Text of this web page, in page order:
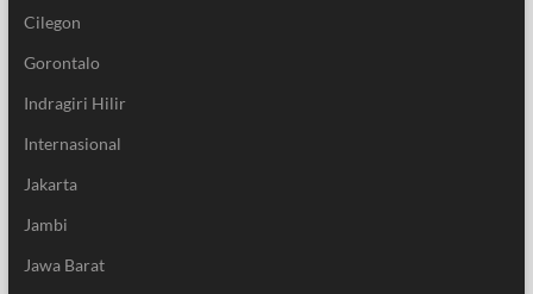
Cilegon
Gorontalo
Indragiri Hilir
Internasional
Jakarta
Jambi
Jawa Barat